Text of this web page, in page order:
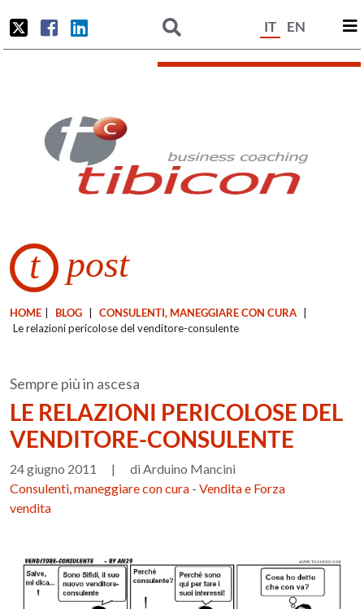
IT EN
t post
HOME BLOG CONSULENTI, MANEGGIARE CON CURA
Le relazioni pericolose del venditore-consulente
Sempre più in ascesa
LE RELAZIONI PERICOLOSE DEL
VENDITORE-CONSULENTE
24 giugno 2011 |
di Arduino Mancini
Consulenti, maneggiare con cura -Vendita e Forza
vendita